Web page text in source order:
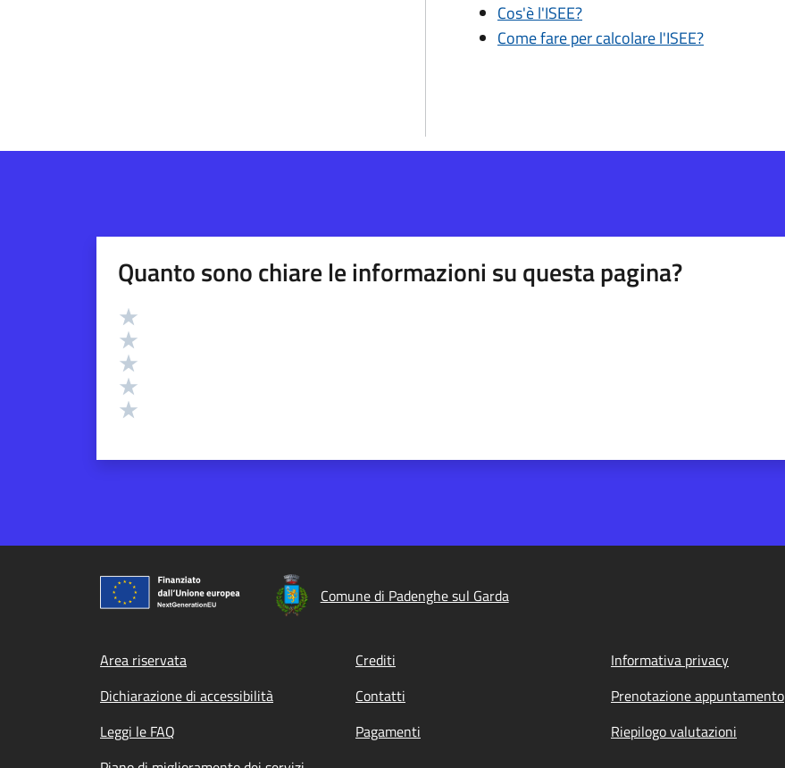
Cos'è l'ISEE?
Come fare per calcolare l'ISEE?
Quanto sono chiare le informazioni su questa pagina?
Valutazione
Comune di Padenghe sul Garda
Footer menu
Area riservata Crediti Informativa privacy
Dichiarazione di accessibilità
Contatti Prenotazione appuntamento
Leggi le FAQ
Pagamenti Riepilogo valutazioni